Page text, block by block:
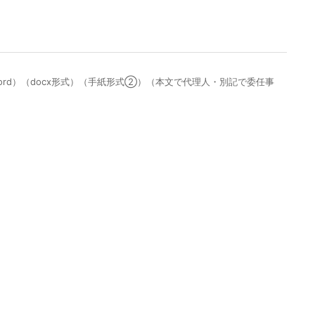
）（docx形式）（手紙形式②）（本文で代理人・別記で委任事